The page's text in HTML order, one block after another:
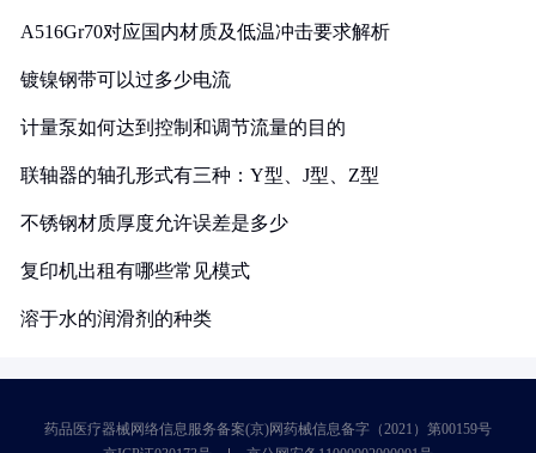
A516Gr70对应国内材质及低温冲击要求解析
镀镍钢带可以过多少电流
计量泵如何达到控制和调节流量的目的
联轴器的轴孔形式有三种：Y型、J型、Z型
不锈钢材质厚度允许误差是多少
复印机出租有哪些常见模式
溶于水的润滑剂的种类
药品医疗器械网络信息服务备案(京)网药械信息备字（2021）第00159号